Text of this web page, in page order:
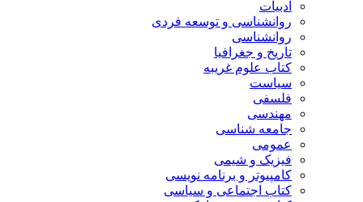
ادبیات
روانشناسی و توسعه فردی
روانشناسی
تاریخ و جغرافیا
کتاب علوم غریبه
سیاست
فلسفی
مهندسی
جامعه شناسی
عمومی
فیزیک و شیمی
کامپیوتر و برنامه نویسی
کتاب اجتماعی و سیاسی